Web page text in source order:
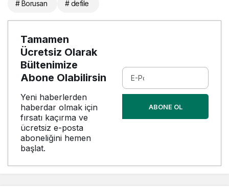
# Borusan # defile
Tamamen
Ücretsiz Olarak
Bültenimize
Abone Olabilirsin
Yeni haberlerden
haberdar olmak için
fırsatı kaçırma ve
ücretsiz e-posta
aboneliğini hemen
başlat.
ABONE OL